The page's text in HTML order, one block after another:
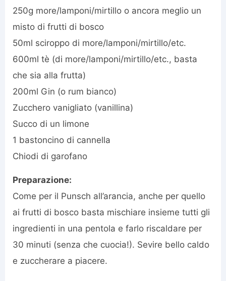
250g more/lamponi/mirtillo o ancora meglio un
misto di frutti di bosco
50ml sciroppo di more/lamponi/mirtillo/etc.
600ml tè (di more/lamponi/mirtillo/etc., basta
che sia alla frutta)
200ml Gin (o rum bianco)
Zucchero vanigliato (vanillina)
Succo di un limone
1 bastoncino di cannella
Chiodi di garofano
Preparazione:
Come per il Punsch all’arancia, anche per quello
ai frutti di bosco basta mischiare insieme tutti gli
ingredienti in una pentola e farlo riscaldare per
30 minuti (senza che cuocia!). Sevire bello caldo
e zuccherare a piacere.